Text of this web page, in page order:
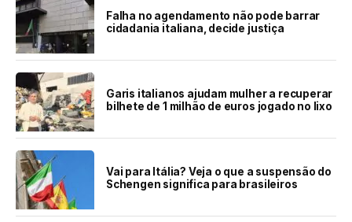
Falha no agendamento não pode barrar
cidadania italiana, decide justiça
Garis italianos ajudam mulher a recuperar
bilhete de 1 milhão de euros jogado no lixo
Vai para Itália? Veja o que a suspensão do
Schengen significa para brasileiros